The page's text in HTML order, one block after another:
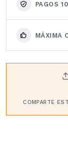
PAGOS
MÁXIMA
COMPARTE